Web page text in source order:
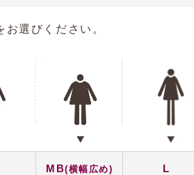
選びください。
MB(横幅広め) L